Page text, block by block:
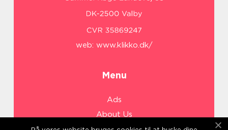
web: www.klikko.dk/
Menu
Ads
About Us